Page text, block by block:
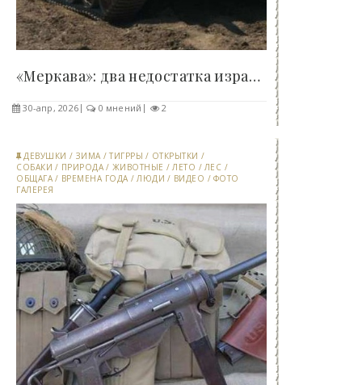
«Меркава»: два недостатка израильского танка, что..
30-апр, 2026 0 мнений 2
ДЕВУШКИ / ЗИМА /ТИГРРЫ / ОТКРЫТКИ /
СОБАКИ / ПРИРОДА / ЖИВОТНЫЕ /ЛЕТО / ЛЕС /
ОБЩАГА / ВРЕМЕНА ГОДА /ЛЮДИ / ВИДЕО / ФОТО
ГАЛЕРЕЯ